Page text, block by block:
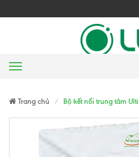
Menu
Trang chủ Bộ kết nối trung tâm